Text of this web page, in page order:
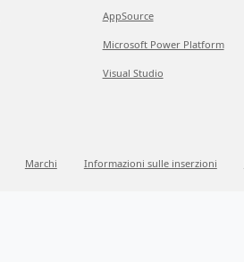
AppSource
Microsoft Power Platform
Visual Studio
Marchi Informazioni sulle inserzioni